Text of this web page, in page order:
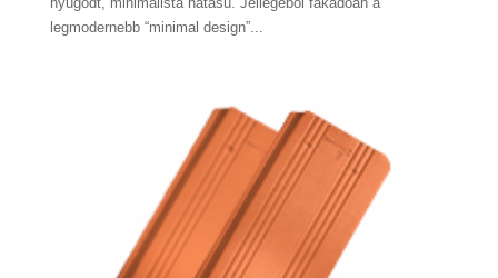
legmodernebb “minimal design”...